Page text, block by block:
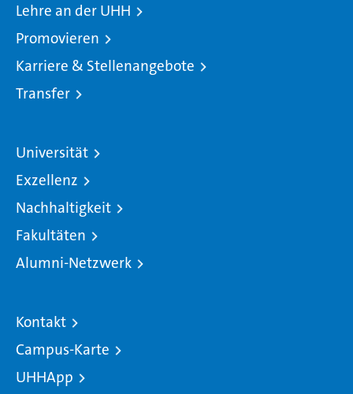
Lehre an der UHH
Promovieren
Karriere & Stellenangebote
Transfer
Universität
Exzellenz
Nachhaltigkeit
Fakultäten
Alumni-Netzwerk
Kontakt
Campus-Karte
UHHApp